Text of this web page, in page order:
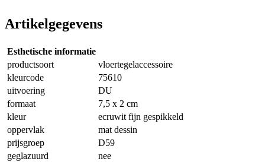
Artikelgegevens
Esthetische informatie
productsoort
vloertegelaccessoire
kleurcode
75610
uitvoering
DU
formaat
7,5 x 2 cm
kleur
ecruwit fijn gespikkeld
oppervlak
mat dessin
prijsgroep
D59
geglazuurd
nee